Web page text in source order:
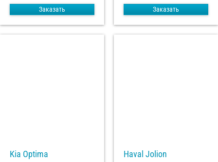
Заказать Заказать
Kia Optima
Haval Jolion